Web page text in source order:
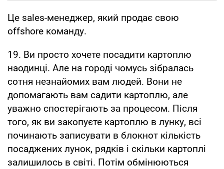
Це sales-менеджер, який продає свою
offshore команду.
19. Ви просто хочете посадити картоплю
наодинці. Але на городі чомусь зібралась
сотня незнайомих вам людей. Вони не
допомагають вам садити картоплю, але
уважно спостерігають за процесом. Після
того, як ви закопуєте картоплю в лунку, всі
починають записувати в блокнот кількість
посаджених лунок, рядків і скільки картоплі
залишилось в світі. Потім обмінюються